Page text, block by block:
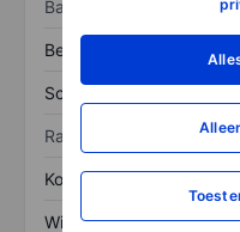
Balans
Bezittingen
Schulden
Ratio's
Koers/omzetratio
Winst per aandeel